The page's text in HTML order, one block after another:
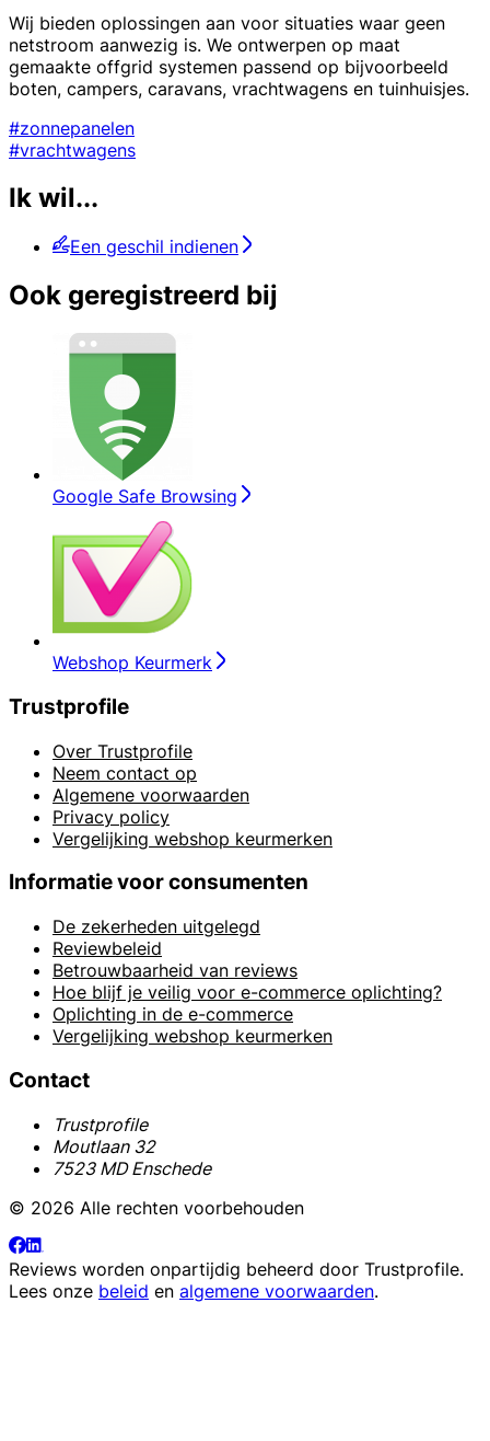
Wij bieden oplossingen aan voor situaties waar geen
netstroom aanwezig is. We ontwerpen op maat
gemaakte offgrid systemen passend op bijvoorbeeld
boten, campers, caravans, vrachtwagens en tuinhuisjes.
#zonnepanelen
#vrachtwagens
Ik wil...
Een geschil indienen
Ook geregistreerd bij
Google Safe Browsing
Webshop Keurmerk
Trustprofile
Over Trustprofile
Neem contact op
Algemene voorwaarden
Privacy policy
Vergelijking webshop keurmerken
Informatie voor consumenten
De zekerheden uitgelegd
Reviewbeleid
Betrouwbaarheid van reviews
Hoe blijf je veilig voor e-commerce oplichting?
Oplichting in de e-commerce
Vergelijking webshop keurmerken
Contact
Trustprofile
Moutlaan 32
7523 MD Enschede
© 2026 Alle rechten voorbehouden
Reviews worden onpartijdig beheerd door Trustprofile.
Lees onze beleid en algemene voorwaarden.